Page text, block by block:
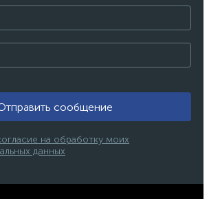
сообщение
на обработку моих
данных